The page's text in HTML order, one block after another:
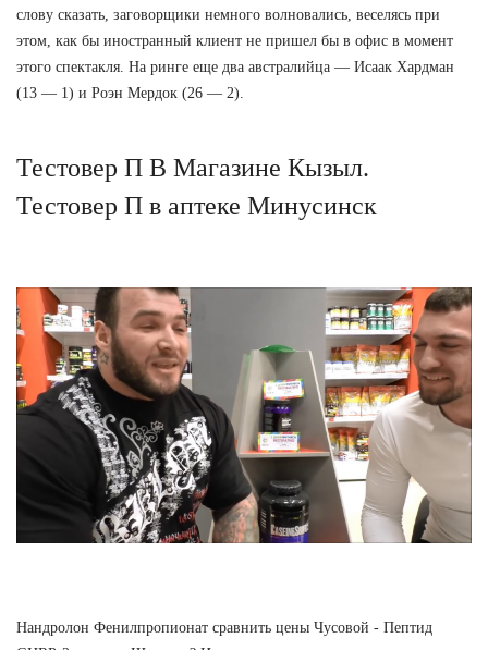
слову сказать, заговорщики немного волновались, веселясь при
этом, как бы иностранный клиент не пришел бы в офис в момент
этого спектакля. На ринге еще два австралийца — Исаак Хардман
(13 — 1) и Роэн Мердок (26 — 2).
Тестовер П В Магазине Кызыл.
Тестовер П в аптеке Минусинск
Нандролон Фенилпропионат сравнить цены Чусовой - Пептид